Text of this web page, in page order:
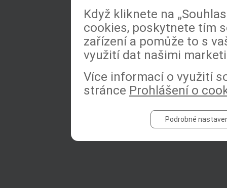
Když kliknete na
cookies, poskytnete tím
zařízení a pomůže to s
využití dat našimi
Více informací o využití
stránce Prohlášení o
Podrobné